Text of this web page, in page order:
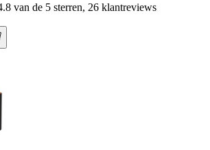
van de 5 sterren, 26 klantreviews